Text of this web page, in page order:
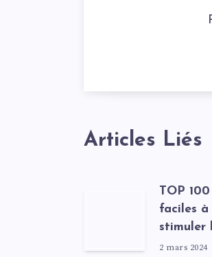
Articles Liés
TOP
faciles à
stimuler
2 mars 2024